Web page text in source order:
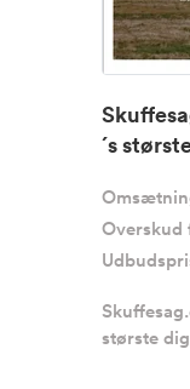
´s
Overskud
største